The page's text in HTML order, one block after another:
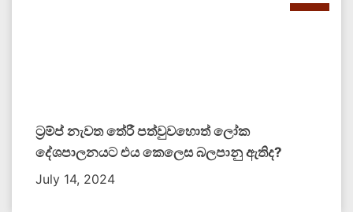
ට්‍රම්ප් නැවත තේරී පත්වුවහොත් ලෝක
දේශපාලනයට එය කෙලෙස බලපානු ඇතිද​?
July 14, 2024